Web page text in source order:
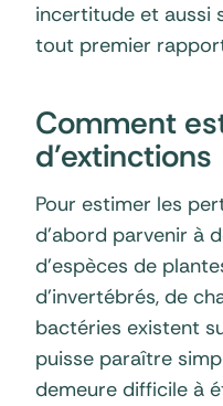
incertitude et aussi
tout premier rapport
Comment
d’extinctions
Pour estimer les
d’abord parvenir à
d’espèces de
d’invertébrés, de
bactéries existent
puisse paraître
demeure difficile à